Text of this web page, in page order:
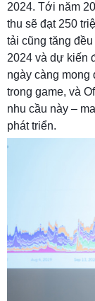
2024. Tới năm
thu ​​sẽ đạt 250
tải cũng tăng
2024 và dự kiến
ngày càng
trong game, và
nhu cầu này –
phát triển.